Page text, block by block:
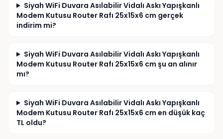
Siyah WiFi Duvara Asılabilir Vidalı Askı Yapışkanlı
Modem Kutusu Router Rafı 25x15x6 cm gerçek
indirim mi?
Siyah WiFi Duvara Asılabilir Vidalı Askı Yapışkanlı
Modem Kutusu Router Rafı 25x15x6 cm şu an alınır
mı?
Siyah WiFi Duvara Asılabilir Vidalı Askı Yapışkanlı
Modem Kutusu Router Rafı 25x15x6 cm en düşük kaç
TL oldu?